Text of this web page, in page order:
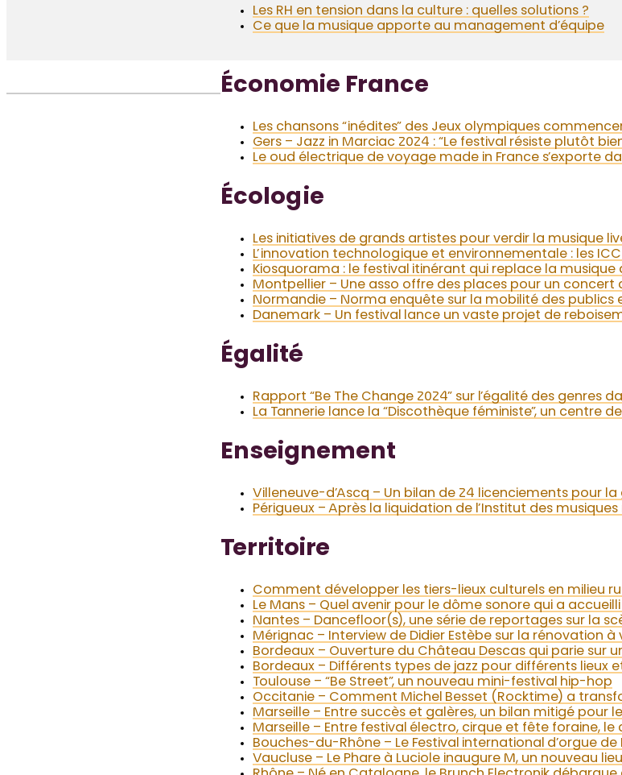
Les RH en tension dans la culture : quelles solutions ?
Ce que la musique apporte au management d’équipe
Économie France
Les chansons “inédites” des Jeux olympiques
Gers – Jazz in Marciac 2024 : “Le festival résiste plutôt
Le oud électrique de voyage made in France s’exporte
Écologie
Les initiatives de grands artistes pour verdir la musique
L’innovation technologique et environnementale : les
Kiosquorama : le festival itinérant qui replace la musique
Montpellier – Une asso offre des places pour un
Normandie – Norma enquête sur la mobilité des publics
Danemark – Un festival lance un vaste projet de
Égalité
Rapport “Be The Change 2024” sur l’égalité des genres
La Tannerie lance la “Discothèque féministe”, un centre
Enseignement
Villeneuve-d’Ascq – Un bilan de 24 licenciements pour
Périgueux – Après la liquidation de l’Institut des musiques
Territoire
Comment développer les tiers-lieux culturels en milieu
Le Mans – Quel avenir pour le dôme sonore qui a
Nantes – Dancefloor(s), une série de reportages sur la
Mérignac – Interview de Didier Estèbe sur la rénovation à
Bordeaux – Ouverture du Château Descas qui parie sur
Bordeaux – Différents types de jazz pour différents lieux
Toulouse – “Be Street”, un nouveau mini-festival hip-hop
Occitanie – Comment Michel Besset (Rocktime) a
Marseille – Entre succès et galères, un bilan mitigé pour le
Marseille – Entre festival électro, cirque et fête foraine,
Bouches-du-Rhône – Le Festival international d’orgue
Vaucluse – Le Phare à Luciole inaugure M, un nouveau